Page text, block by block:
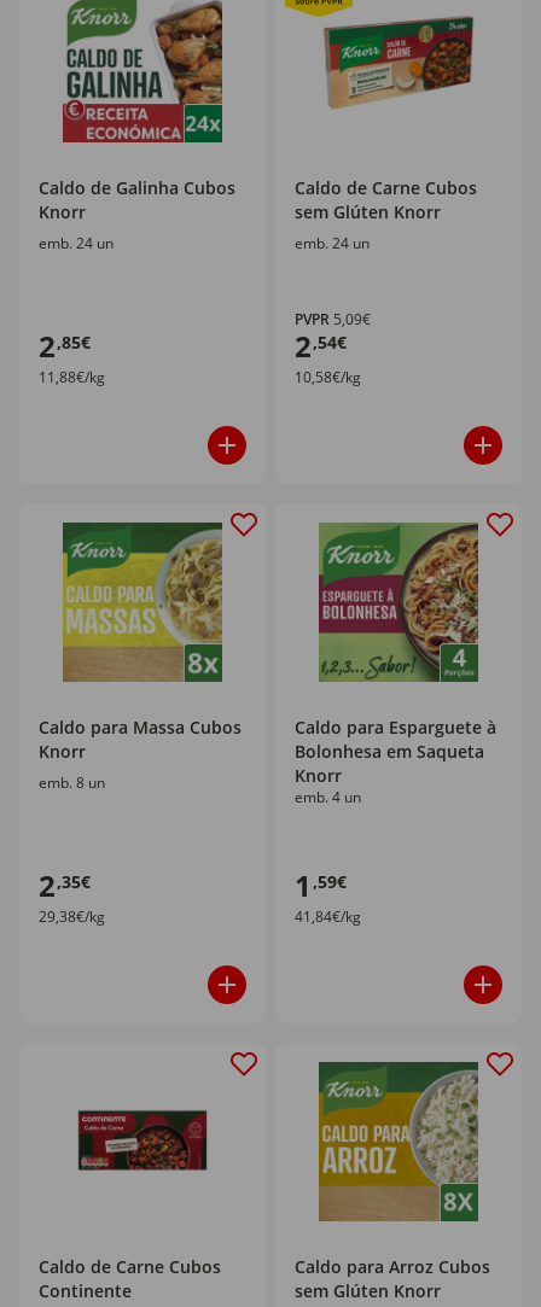
Caldo de Galinha Cubos
Knorr
emb. 24 un
2,85€
11,88€/kg
Caldo de Carne Cubos
sem Glúten Knorr
emb. 24 un
PVPR 5,09€
2,54€
10,58€/kg
Caldo para Massa Cubos
Knorr
emb. 8 un
2,35€
29,38€/kg
Caldo para Esparguete à
Bolonhesa em Saqueta
Knorr
emb. 4 un
1 ,59€
41,84€/kg
Caldo de Carne Cubos
Continente
Caldo para Arroz Cubos
sem Glúten Knorr